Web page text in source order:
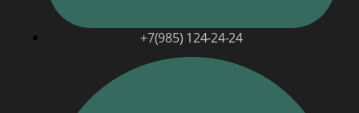
+7(985) 124-24-24